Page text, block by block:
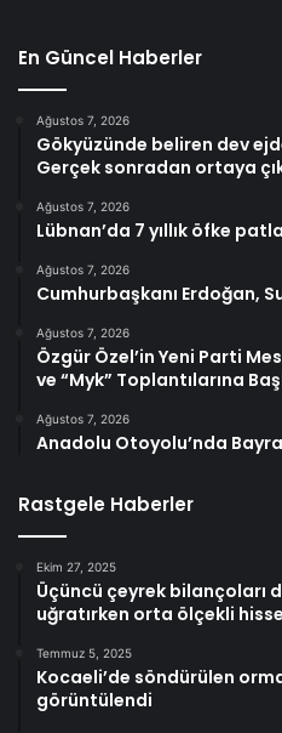
En Güncel Haberler
Ağustos 7, 2026
Gökyüzünde beliren dev
Gerçek sonradan ortaya
Ağustos 7, 2026
Lübnan’da 7 yıllık öfke
Ağustos 7, 2026
Cumhurbaşkanı Erdoğan,
Ağustos 7, 2026
Özgür Özel’in Yeni Parti
ve “Myk” Toplantılarına
Ağustos 7, 2026
Anadolu Otoyolu’nda
Rastgele Haberler
Ekim 27, 2025
Üçüncü çeyrek bilançoları
uğratırken orta ölçekli
Temmuz 5, 2025
Kocaeli’de söndürülen
görüntülendi